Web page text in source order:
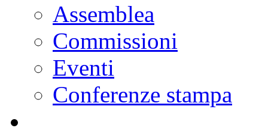
Assemblea
Commissioni
Eventi
Conferenze stampa